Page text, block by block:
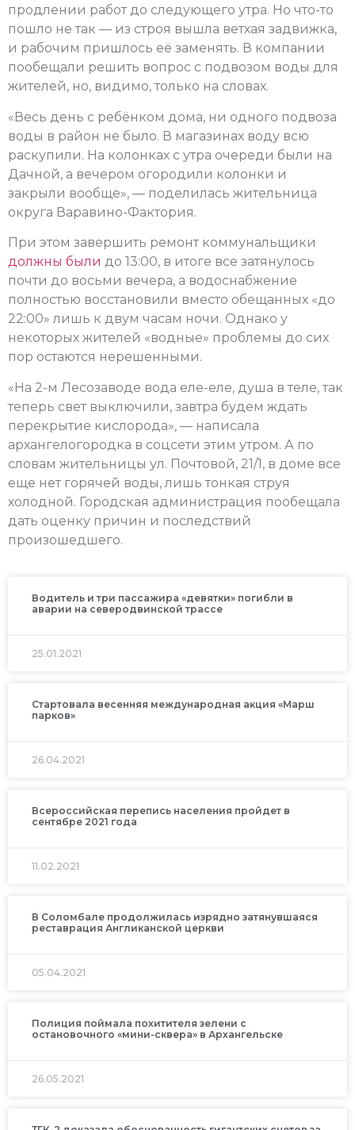
продлении работ до следующего утра. Но что-то
пошло не так — из строя вышла ветхая задвижка,
и рабочим пришлось её заменять. В компании
пообещали решить вопрос с подвозом воды для
жителей, но, видимо, только на словах.
«Весь день с ребёнком дома, ни одного подвоза
воды в район не было. В магазинах воду всю
раскупили. На колонках с утра очереди были на
Дачной, а вечером огородили колонки и
закрыли вообще», — поделилась жительница
округа Варавино-Фактория.
При этом завершить ремонт коммунальщики
должны были до 13:00, в итоге все затянулось
почти до восьми вечера, а водоснабжение
полностью восстановили вместо обещанных «до
22:00» лишь к двум часам ночи. Однако у
некоторых жителей «водные» проблемы до сих
пор остаются нерешенными.
«На 2-м Лесозаводе вода еле-еле, душа в теле, так
теперь свет выключили, завтра будем ждать
перекрытие кислорода», — написала
архангелогородка в соцсети этим утром. А по
словам жительницы ул. Почтовой, 21/1, в доме все
еще нет горячей воды, лишь тонкая струя
холодной. Городская администрация пообещала
дать оценку причин и последствий
произошедшего.
Водитель и три пассажира «девятки» погибли в
аварии на северодвинской трассе
25.01.2021
Стартовала весенняя международная акция «Марш
парков»
26.04.2021
Всероссийская перепись населения пройдет в
сентябре 2021 года
11.02.2021
В Соломбале продолжилась изрядно затянувшаяся
реставрация Англиканской церкви
05.04.2021
Полиция поймала похитителя зелени с
остановочного «мини-сквера» в Архангельске
26.05.2021